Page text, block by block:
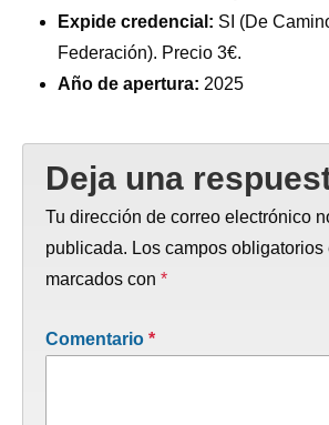
Expide credencial: SI (De
Federación). Precio 3€.
Año de apertura: 2025
Deja una
Tu dirección de correo electrónico
publicada. Los campos obligatorios
marcados con *
Comentario *